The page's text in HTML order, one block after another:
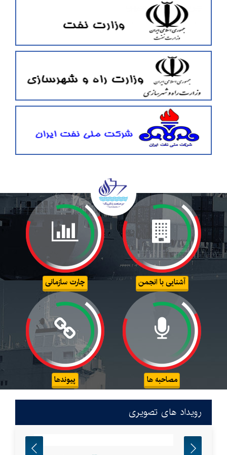
آشنایی با انجمن چارت سازمانی
مصاحبه ها پیوندها
رویداد های تصویری